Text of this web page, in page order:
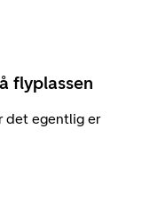
flyplassen
det egentlig er